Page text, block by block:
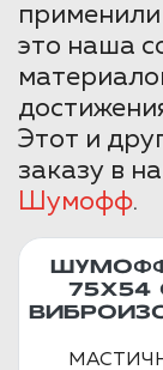
это наша
Этот и
заказу в
Шумофф.
75X54